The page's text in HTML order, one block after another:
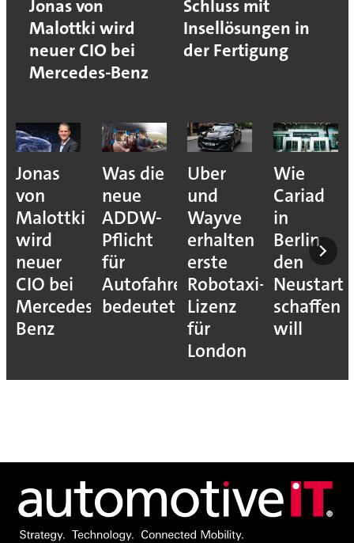
Jonas von
Malottki wird
neuer CIO bei
Mercedes-Benz
Schluss mit
Insellösungen in
der Fertigung
Jonas
von
Malottki
wird
neuer
CIO bei
Mercedes-
Benz
Was die
neue
ADDW-
Pflicht
für
Autofahrer
bedeutet
Uber
und
Wayve
erhalten
erste
Robotaxi-
Lizenz
für
London
Wie
Cariad
in
Berlin
den
Neustart
schaffen
will